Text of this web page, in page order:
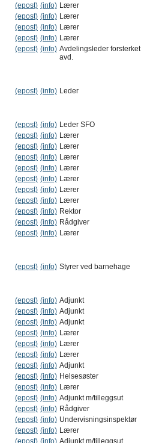
(epost) (info) Lærer
(epost) (info) Lærer
(epost) (info) Lærer
(epost) (info) Lærer
(epost) (info) Avdelingsleder forsterket
avd.
(epost) (info) Leder
(epost) (info) Leder SFO
(epost) (info) Lærer
(epost) (info) Lærer
(epost) (info) Lærer
(epost) (info) Lærer
(epost) (info) Lærer
(epost) (info) Lærer
(epost) (info) Lærer
(epost) (info) Rektor
(epost) (info) Rådgiver
(epost) (info) Lærer
(epost) (info) Styrer ved barnehage
(epost) (info) Adjunkt
(epost) (info) Adjunkt
(epost) (info) Adjunkt
(epost) (info) Lærer
(epost) (info) Lærer
(epost) (info) Lærer
(epost) (info) Adjunkt
(epost) (info) Helsesøster
(epost) (info) Lærer
(epost) (info) Adjunkt m/tilleggsut
(epost) (info) Rådgiver
(epost) (info) Undervisningsinspektør
(epost) (info) Lærer